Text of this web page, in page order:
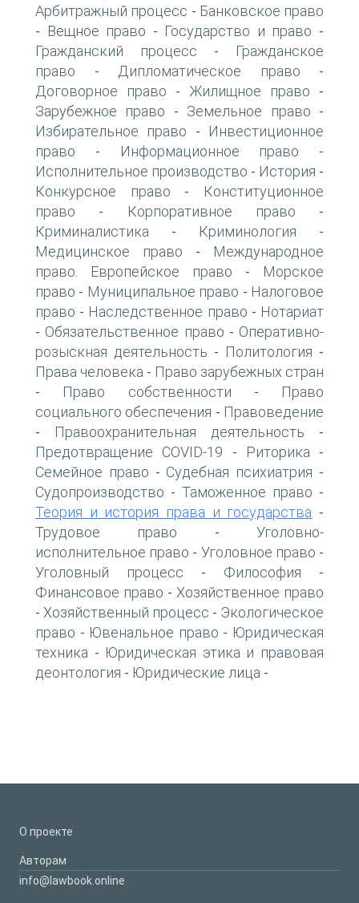
Арбитражный процесс - Банковское право
- Вещное право - Государство и право -
Гражданский процесс -
Гражданское
право - Дипломатическое право -
Договорное право - Жилищное право -
Зарубежное право - Земельное право -
Избирательное право -
Инвестиционное
право - Информационное право -
Исполнительное производство - История -
Конкурсное право -
Конституционное
право - Корпоративное право -
Криминалистика - Криминология -
Медицинское право -
Международное
право. Европейское право -
Морское
право - Муниципальное право - Налоговое
право - Наследственное право - Нотариат
- Обязательственное право - Оперативно-
розыскная деятельность - Политология -
Права человека - Право зарубежных стран
- Право собственности -
Право
социального обеспечения - Правоведение
- Правоохранительная деятельность -
Предотвращение COVID-19 - Риторика -
Семейное право - Судебная психиатрия -
Судопроизводство - Таможенное право -
Теория и история права и государства -
Трудовое право -Уголовно-
исполнительное право - Уголовное право -
Уголовный процесс - Философия -
Финансовое право - Хозяйственное право
- Хозяйственный процесс - Экологическое
право - Ювенальное право - Юридическая
техника - Юридическая этика и правовая
деонтология - Юридические лица -
О проекте
Авторам
info@lawbook.online